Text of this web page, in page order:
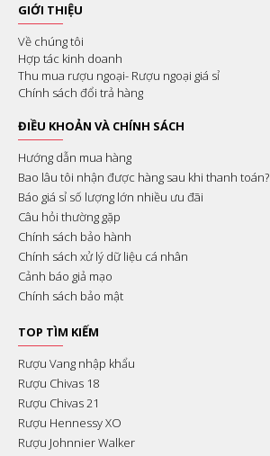
GIỚI THIỆU
Về chúng tôi
Hợp tác kinh doanh
Thu mua rượu ngoại- Rượu ngoại giá sỉ
Chính sách đổi trả hàng
ĐIỀU KHOẢN VÀ CHÍNH SÁCH
Hướng dẫn mua hàng
Bao lâu tôi nhận được hàng sau khi thanh toán?
Báo giá sỉ số lượng lớn nhiều ưu đãi
Câu hỏi thường gặp
Chính sách bảo hành
Chính sách xử lý dữ liệu cá nhân
Cảnh báo giả mạo
Chính sách bảo mật
TOP TÌM KIẾM
Rượu Vang nhập khẩu
Rượu Chivas 18
Rượu Chivas 21
Rượu Hennessy XO
Rượu Johnnier Walker